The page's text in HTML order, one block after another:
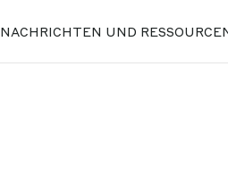
NACHRICHTEN UND